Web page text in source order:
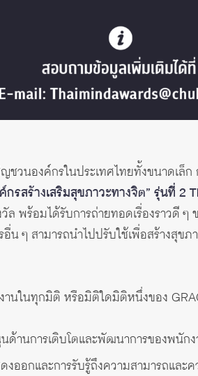
นองค์กรในประเทศไทยทั้งขนาดเล็ก
กรสร้างเสริมสุขภาวะทางจิต” รุ่นที่ 2
ล พร้อมได้รับการถ่ายทอดเรื่องราวดี
น ๆ สามารถนำไปปรับใช้เพื่อสร้างสุข
นในทุกมิติ หรือมิติใดมิติหนึ่งของ
านการเติบโตและพัฒนาการของพนัก
ออกและการรับรู้ถึงความสามารถและ